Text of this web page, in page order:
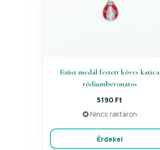
Ezüst medál festett köves katica
ródiumbevonatos
5190 Ft
Nincs raktáron
Érdekel